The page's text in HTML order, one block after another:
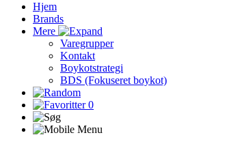
Hjem
Brands
Mere
Varegrupper
Kontakt
Boykotstrategi
BDS (Fokuseret boykot)
0